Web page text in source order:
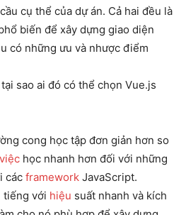
cụ thể của dự án. Cả hai đều là
biến để xây dựng giao diện
có những ưu và nhược điểm
sao ai đó có thể chọn Vue.js
cong học tập đơn giản hơn so
việc học nhanh hơn đối với những
các framework JavaScript.
tiếng với hiệu suất nhanh và kích